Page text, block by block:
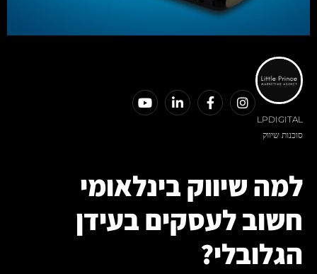
LPDIGITAL
סוכנות שיווק
למה שיווק בינלאומי
חשוב לעסקים בעידן
הגלובלי?